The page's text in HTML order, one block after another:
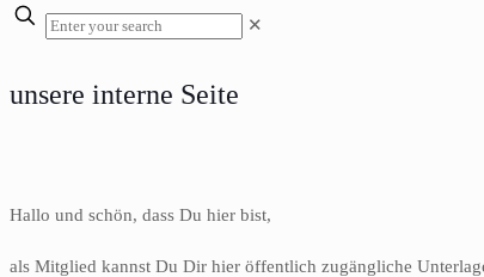
✕
unsere interne Seite
Hallo und schön, dass Du hier bist,
als Mitglied kannst Du Dir hier öffentlich zugängliche